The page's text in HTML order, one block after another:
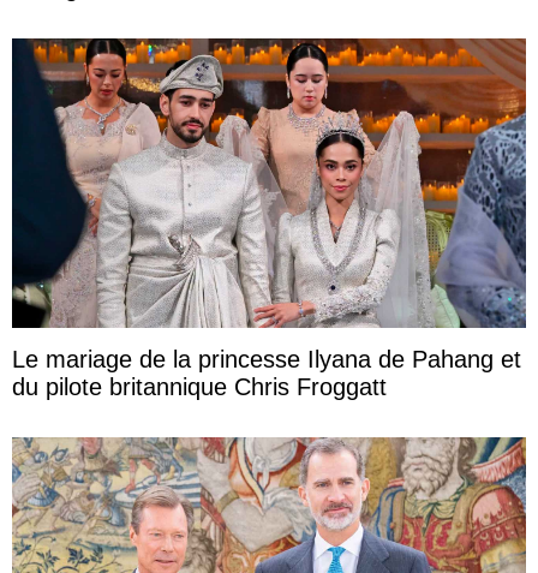
Le mariage de la princesse Ilyana de Pahang et
du pilote britannique Chris Froggatt